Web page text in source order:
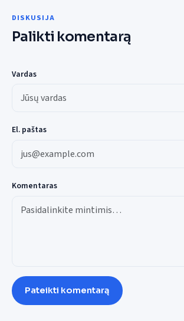
DISKUSIJA
Palikti komentarą
Vardas
El. paštas
Komentaras
Pateikti komentarą